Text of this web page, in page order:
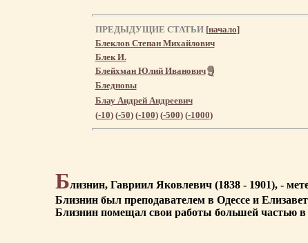
ПРЕДЫДУЩИЕ СТАТЬИ [начало]
Блеклов Степан Михайлович
Блек И.
Блейхман Юлий Иванович
Бледновы
Блау Андрей Андреевич
(-10) (-50) (-100) (-500) (-1000)
Близнин, Гавриил Яковлевич (1838 - 1901), -
Близнин был преподавателем в Одессе и
Близнин помещал свои работы большей частью в